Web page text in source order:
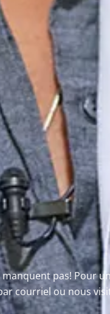
pas! Pour
courriel ou nous